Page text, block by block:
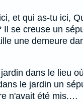
et qui as-tu ici,
Il se creuse un
une demeure
dans le lieu
le jardin un
n'avait été mis.…